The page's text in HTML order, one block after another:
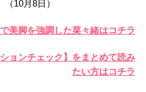
10月8日）
美脚を強調した菜々緒はコチラ
ョンチェック】をまとめて読み
たい方はコチラ